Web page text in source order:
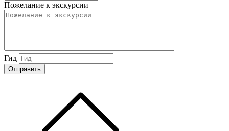
Пожелание к экскурсии
Гид